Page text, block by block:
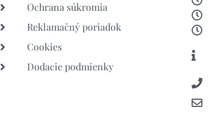
Ochrana súkromia
Reklamačný poriadok
Cookies
Dodacie podmienky